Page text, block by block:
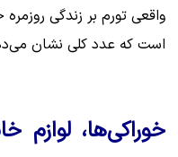
واقعی تورم بر زندگی
است که عدد کلی نشان
خوراکی‌ها، لوازم